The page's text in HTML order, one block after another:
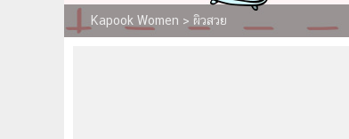
Kapook Women > ผิวสวย